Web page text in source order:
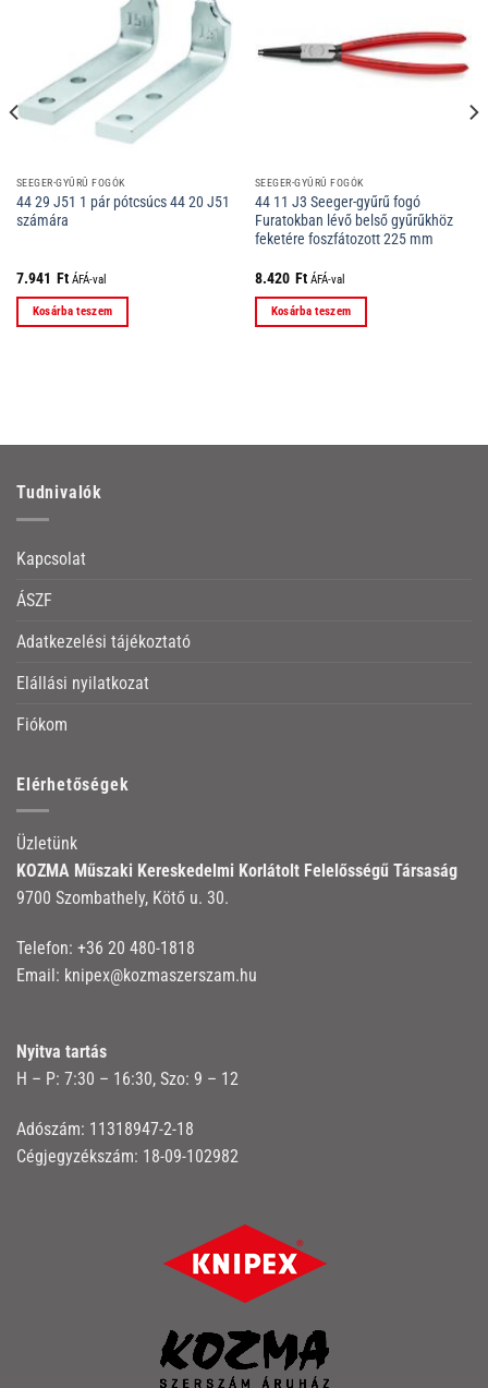
SEEGER-GYŰRŰ FOGÓK
44 29 J51 1 pár pótcsúcs 44 20 J51
számára
7.941 Ft ÁFÁ-val
Kosárba teszem
SEEGER-GYŰRŰ FOGÓK
44 11 J3 Seeger-gyűrű fogó
Furatokban lévő belső gyűrűkhöz
feketére foszfátozott 225 mm
8.420 Ft ÁFÁ-val
Kosárba teszem
Tudnivalók
Kapcsolat
ÁSZF
Adatkezelési tájékoztató
Elállási nyilatkozat
Fiókom
Elérhetőségek
Üzletünk
KOZMA Műszaki Kereskedelmi Korlátolt Felelősségű Társaság
9700 Szombathely, Kötő u. 30.
Telefon: +36 20 480-1818
Email: knipex@kozmaszerszam.hu
Nyitva tartás
H – P: 7:30 – 16:30, Szo: 9 – 12
Adószám: 11318947-2-18
Cégjegyzékszám: 18-09-102982